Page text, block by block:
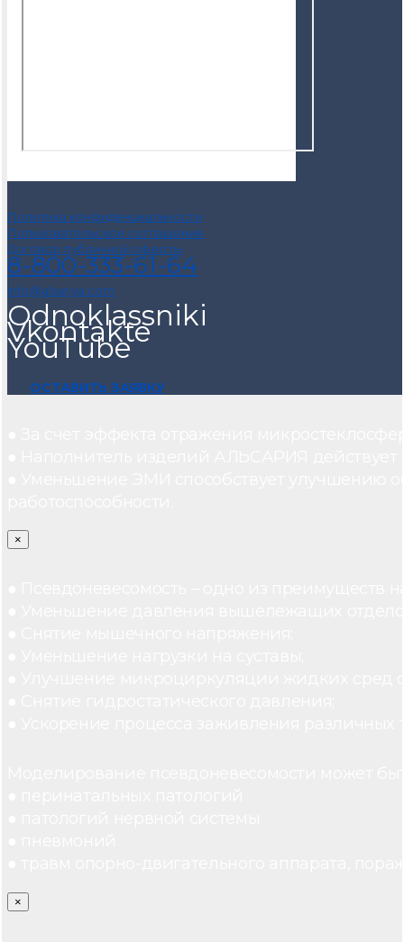
Политика конфиденциальности
Пользовательское соглашение
Договор публичной оферты
8-800-333-61-64
info@alsariya.com
Odnoklassniki
Vkontakte
YouTube
ОСТАВИТЬ ЗАЯВКУ
×
×